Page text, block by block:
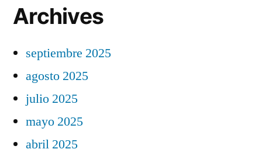
Archives
septiembre 2025
agosto 2025
julio 2025
mayo 2025
abril 2025